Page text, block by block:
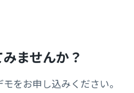
ませんか？
をお申し込みください。